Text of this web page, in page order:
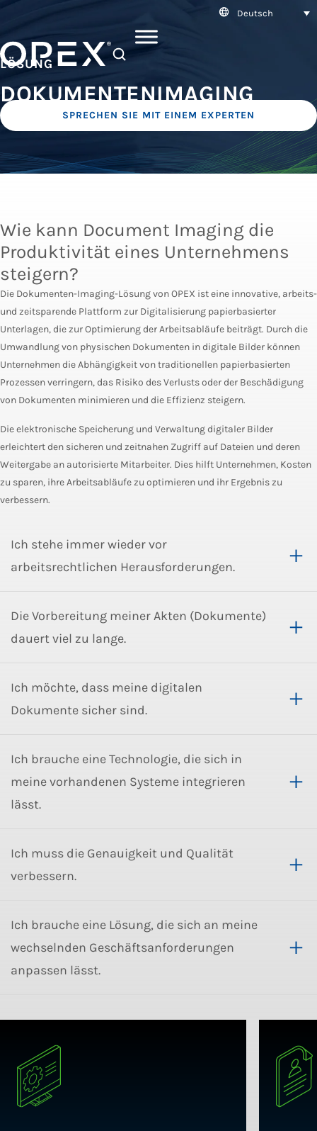
Deutsch
LÖSUNG
DOKUMENTENIMAGING
SPRECHEN SIE MIT EINEM EXPERTEN
Wie kann Document Imaging die
Produktivität eines Unternehmens
steigern?
Die Dokumenten-Imaging-Lösung von OPEX ist eine innovative, arbeits-
und zeitsparende Plattform zur Digitalisierung papierbasierter
Unterlagen, die zur Optimierung der Arbeitsabläufe beiträgt. Durch die
Umwandlung von physischen Dokumenten in digitale Bilder können
Unternehmen die Abhängigkeit von traditionellen papierbasierten
Prozessen verringern, das Risiko des Verlusts oder der Beschädigung
von Dokumenten minimieren und die Effizienz steigern.
Die elektronische Speicherung und Verwaltung digitaler Bilder
erleichtert den sicheren und zeitnahen Zugriff auf Dateien und deren
Weitergabe an autorisierte Mitarbeiter. Dies hilft Unternehmen, Kosten
zu sparen, ihre Arbeitsabläufe zu optimieren und ihr Ergebnis zu
verbessern.
Ich stehe immer wieder vor
arbeitsrechtlichen Herausforderungen.
Die Vorbereitung meiner Akten (Dokumente)
dauert viel zu lange.
Ich möchte, dass meine digitalen
Dokumente sicher sind.
Ich brauche eine Technologie, die sich in
meine vorhandenen Systeme integrieren
lässt.
Ich muss die Genauigkeit und Qualität
verbessern.
Ich brauche eine Lösung, die sich an meine
wechselnden Geschäftsanforderungen
anpassen lässt.